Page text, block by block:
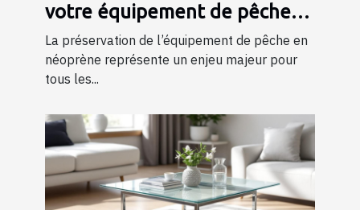
votre équipement de pêche
en néoprène
La préservation de l’équipement de pêche en
néoprène représente un enjeu majeur pour
tous les...